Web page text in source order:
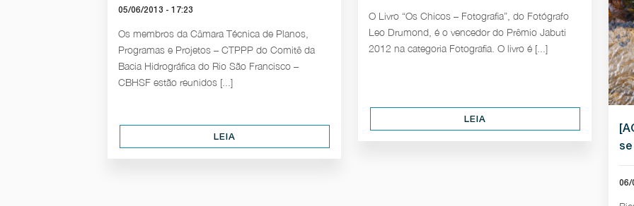
05/06/2013 - 17:23
Os membros da Câmara Técnica de Planos,
Programas e Projetos – CTPPP do Comitê da
Bacia Hidrográfica do Rio São Francisco –
CBHSF estão reunidos [...]
LEIA
O Livro “Os Chicos – Fotografia”, do Fotógrafo
Leo Drumond, é o vencedor do Prêmio Jabuti
2012 na categoria Fotografia. O livro é [...]
LEIA
06/